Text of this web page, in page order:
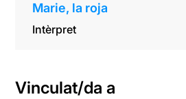
Marie, la roja
Intèrpret
Vinculat/da a